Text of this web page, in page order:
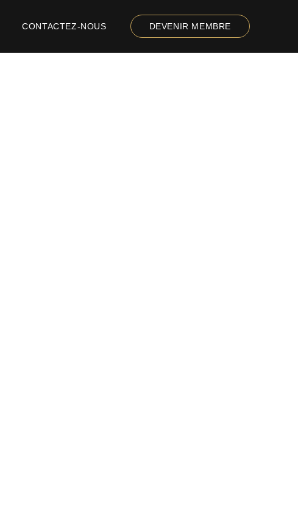
CONTACTEZ-NOUS DEVENIR MEMBRE